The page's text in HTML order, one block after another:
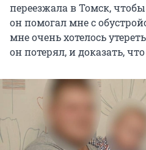
переезжала в Томск,
он помогал мне с
мне очень хотелось
он потерял, и доказать,